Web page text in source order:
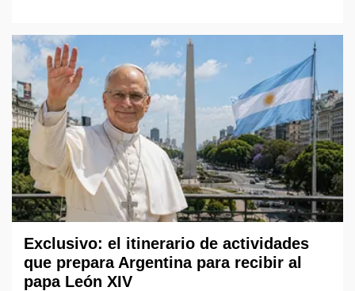
Exclusivo: el itinerario de actividades
que prepara Argentina para recibir al
papa León XIV